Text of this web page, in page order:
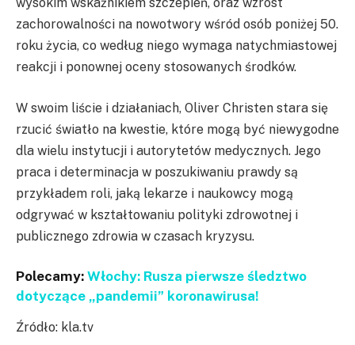
wysokim wskaźnikiem szczepień, oraz wzrost
zachorowalności na nowotwory wśród osób poniżej 50.
roku życia, co według niego wymaga natychmiastowej
reakcji i ponownej oceny stosowanych środków.
W swoim liście i działaniach, Oliver Christen stara się
rzucić światło na kwestie, które mogą być niewygodne
dla wielu instytucji i autorytetów medycznych. Jego
praca i determinacja w poszukiwaniu prawdy są
przykładem roli, jaką lekarze i naukowcy mogą
odgrywać w kształtowaniu polityki zdrowotnej i
publicznego zdrowia w czasach kryzysu.
Polecamy: Włochy: Rusza pierwsze śledztwo
dotyczące „pandemii” koronawirusa!
Źródło: kla.tv